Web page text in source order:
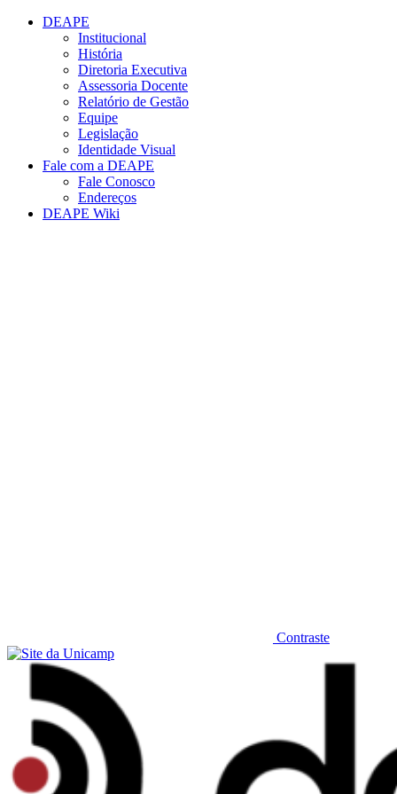
Conteúdo principal
DEAPE
Institucional
História
Diretoria Executiva
Assessoria Docente
Relatório de Gestão
Equipe
Legislação
Identidade Visual
Fale com a DEAPE
Fale Conosco
Endereços
DEAPE Wiki
Contraste